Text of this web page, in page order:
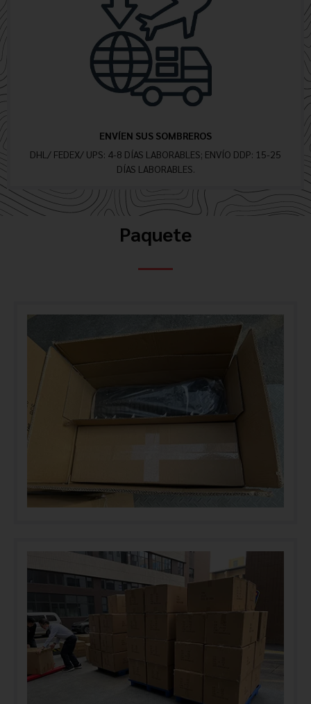
ENVÍEN SUS SOMBREROS
DHL/ FEDEX/ UPS: 4-8 DÍAS LABORABLES; ENVÍO DDP: 15-25
DÍAS LABORABLES.
Paquete